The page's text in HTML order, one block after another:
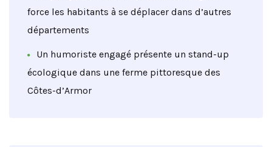
force les habitants à se déplacer dans d’autres
départements
Un humoriste engagé présente un stand-up
écologique dans une ferme pittoresque des
Côtes-d’Armor